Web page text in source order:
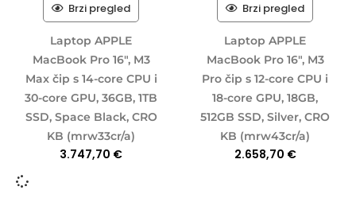
Brzi pregled
Laptop APPLE
MacBook Pro 16″, M3
Max čip s 14-core CPU i
30-core GPU, 36GB, 1TB
SSD, Space Black, CRO
KB (mrw33cr/a)
3.747,70 €
Brzi pregled
Laptop APPLE
MacBook Pro 16″, M3
Pro čip s 12-core CPU i
18-core GPU, 18GB,
512GB SSD, Silver, CRO
KB (mrw43cr/a)
2.658,70 €